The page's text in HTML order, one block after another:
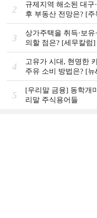
2
규제지역 해소된 대구
후 부동산 전망은? [
3
상가주택을 취득·보
의할 점은? [세무칼럼]
4
고유가 시대, 현명한
주유 소비 방법은? [
5
[우리말 금융] 동학개
리말 주식용어들